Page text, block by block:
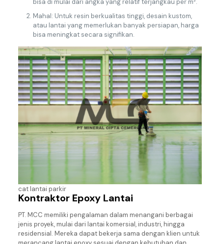
bisa di mulai dari angka yang relatif terjangkau per m².
Mahal: Untuk resin berkualitas tinggi, desain kustom,
atau lantai yang memerlukan banyak persiapan, harga
bisa meningkat secara signifikan.
cat lantai parkir
Kontraktor Epoxy Lantai
PT. MCC memiliki pengalaman dalam menangani berbagai
jenis proyek, mulai dari lantai komersial, industri, hingga
residensial. Mereka dapat bekerja sama dengan klien untuk